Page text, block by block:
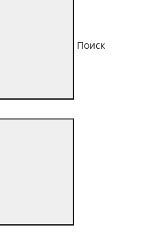
Поиск